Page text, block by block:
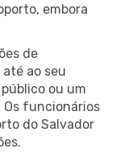
embora
de
ao seu
ou um
funcionários
do Salvador